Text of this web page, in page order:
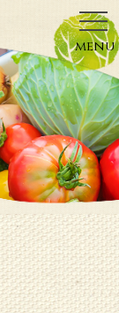
menu